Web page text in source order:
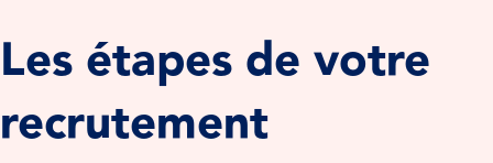
Les étapes de votre
recrutement